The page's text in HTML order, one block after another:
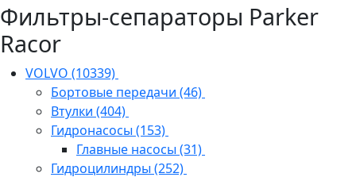
Фильтры-сепараторы Parker
Racor
VOLVO (10339)
Бортовые передачи (46)
Втулки (404)
Гидронасосы (153)
Главные насосы (31)
Гидроцилиндры (252)